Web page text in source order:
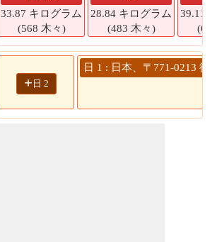
33.87 キログラム
(568 木々)
28.84 キログラム
(483 木々)
39.11
+ 日 2
日 1 : 日本、〒771-0213